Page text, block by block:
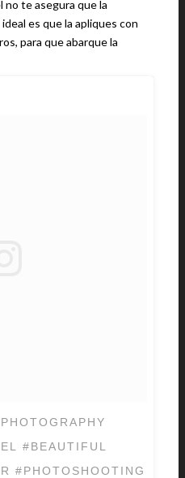
no te asegura que la
es que la apliques con
para que abarque la
#BEAUTIFUL
#PHOTOSHOOTING